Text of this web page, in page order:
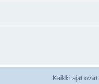
Kaikki ajat ovat